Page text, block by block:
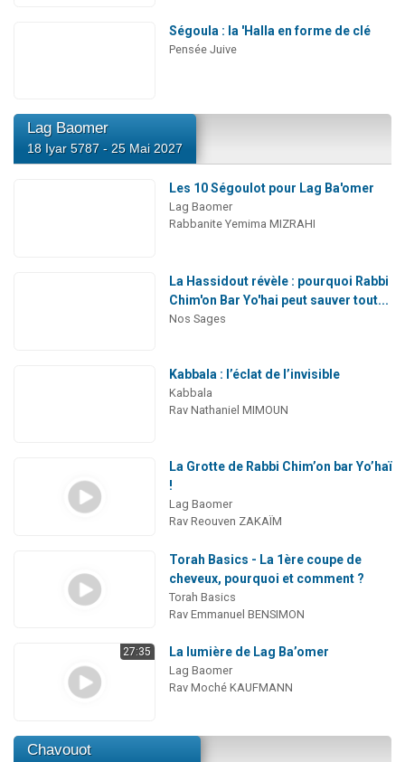
Ségoula : la 'Halla en forme de clé
Pensée Juive
Lag Baomer
18 Iyar 5787 - 25 Mai 2027
Les 10 Ségoulot pour Lag Ba'omer
Lag Baomer
Rabbanite Yemima MIZRAHI
La Hassidout révèle : pourquoi Rabbi
Chim'on Bar Yo'hai peut sauver tout...
Nos Sages
Kabbala : l’éclat de l’invisible
Kabbala
Rav Nathaniel MIMOUN
La Grotte de Rabbi Chim’on bar Yo’haï
!
Lag Baomer
Rav Reouven ZAKAÏM
Torah Basics - La 1ère coupe de
cheveux, pourquoi et comment ?
Torah Basics
Rav Emmanuel BENSIMON
27:35 La lumière de Lag Ba’omer
Lag Baomer
Rav Moché KAUFMANN
Chavouot